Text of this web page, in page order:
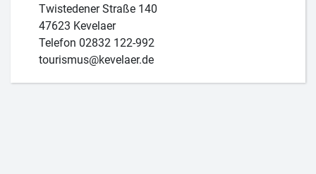
Twistedener Straße 140
47623 Kevelaer
Telefon 02832 122-992
tourismus@kevelaer.de